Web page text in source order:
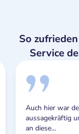
So
Service
Auch hier war
aussagekräftig
an diese...